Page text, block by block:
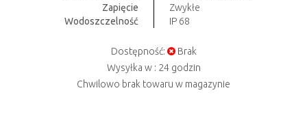
Zapięcie
Zwykłe
Wodoszczelność
IP 68
Dostępność:
Brak
Wysyłka w : 24 godzin
Chwilowo brak towaru w magazynie